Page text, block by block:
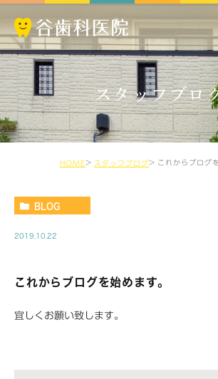
スタッフブロ
HOME スタッフブログ これからブログ
BLOG
2019.10.22
これからブログを始めます。
宜しくお願い致します。